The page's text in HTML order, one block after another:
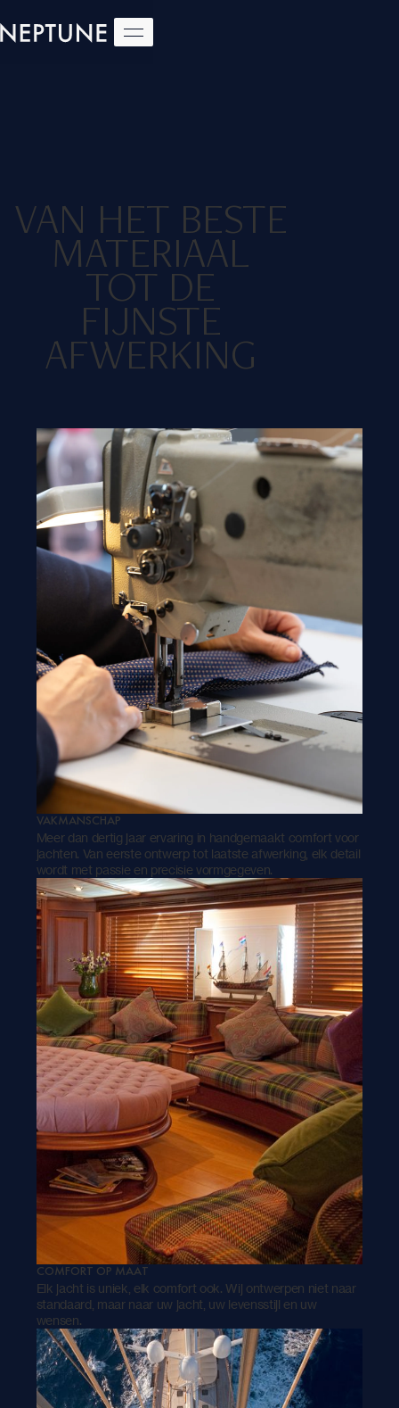
VAN HET BESTE
MATERIAAL
TOT DE
FIJNSTE
AFWERKING
VAKMANSCHAP
Meer dan dertig jaar ervaring in handgemaakt comfort voor
jachten. Van eerste ontwerp tot laatste afwerking, elk detail
wordt met passie en precisie vormgegeven.
COMFORT OP MAAT
Elk jacht is uniek, elk comfort ook. Wij ontwerpen niet naar
standaard, maar naar uw jacht, uw levensstijl en uw
wensen.